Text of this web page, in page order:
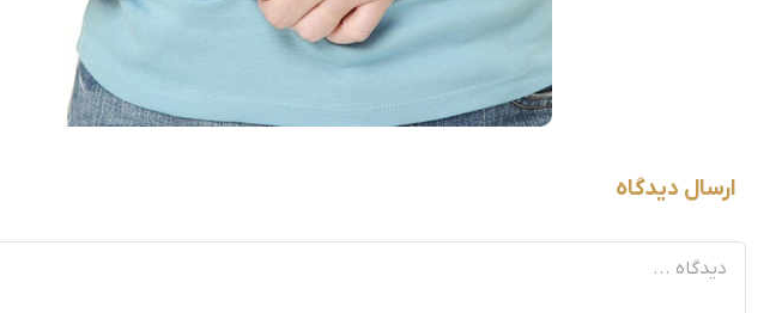
ارسال دیدگاه
دیدگاه